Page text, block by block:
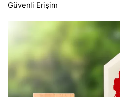
Güvenli Erişim